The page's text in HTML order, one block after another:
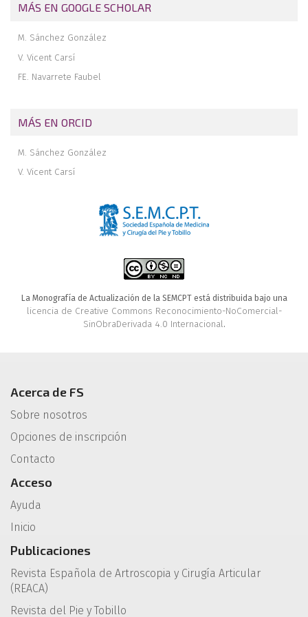
MÁS EN GOOGLE SCHOLAR
M. Sánchez González
V. Vicent Carsí
FE. Navarrete Faubel
MÁS EN ORCID
M. Sánchez González
V. Vicent Carsí
La Monografía de Actualización de la SEMCPT está distribuida bajo una
licencia de Creative Commons Reconocimiento-NoComercial-
SinObraDerivada 4.0 Internacional.
Acerca de FS
Sobre nosotros
Opciones de inscripción
Contacto
Acceso
Ayuda
Inicio
Publicaciones
Revista Española de Artroscopia y Cirugía Articular
(REACA)
Revista del Pie y Tobillo